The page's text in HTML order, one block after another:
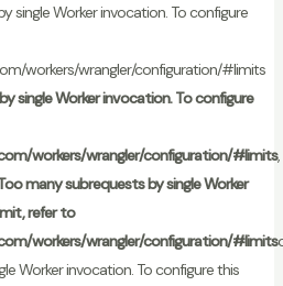
single Worker invocation. To configure
workers/wrangler/configuration/#limits
single Worker invocation. To configure
workers/wrangler/configuration/#limits,
many subrequests by single Worker
refer to
workers/wrangler/configuration/#limits
Worker invocation. To configure this